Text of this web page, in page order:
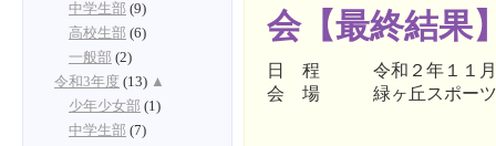
会【最終結果
日 程 令和２年１１月
会 場 緑ヶ丘スポーツ
中学生部 (9)
高校生部 (6)
一般部 (2)
令和3年度 (13) ▲
少年少女部 (1)
中学生部 (7)